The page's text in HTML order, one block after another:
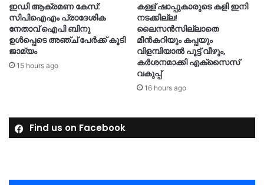
ഇഡി ആക്രമണ കേസ്:
സിപിഐഎം പ്രാദേശിക
നേതാവ് ഐപി ബിനു
ഉൾപ്പെടെ അഞ്ച് പേർക്ക് കൂടി
ജാമ്യം
15 hours ago
കള്ള് ഷാപ്പുകാരുടെ കളി ഇനി
നടക്കില്ല!
ലൈസൻസില്ലാതെ
മീൻകറിയും കപ്പയും
വിളമ്പിയാൽ പൂട്ട് വീഴും,
കര്‍ശനമാക്കി എക്‌സൈസ്
വകുപ്പ്
16 hours ago
Find us on Facebook